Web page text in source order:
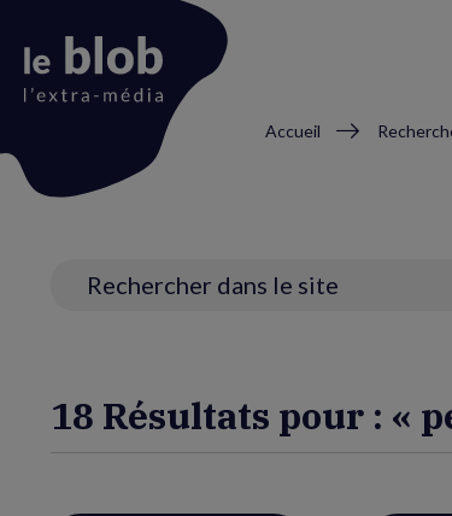
Fil
Accueil
18 Résultats pour : «